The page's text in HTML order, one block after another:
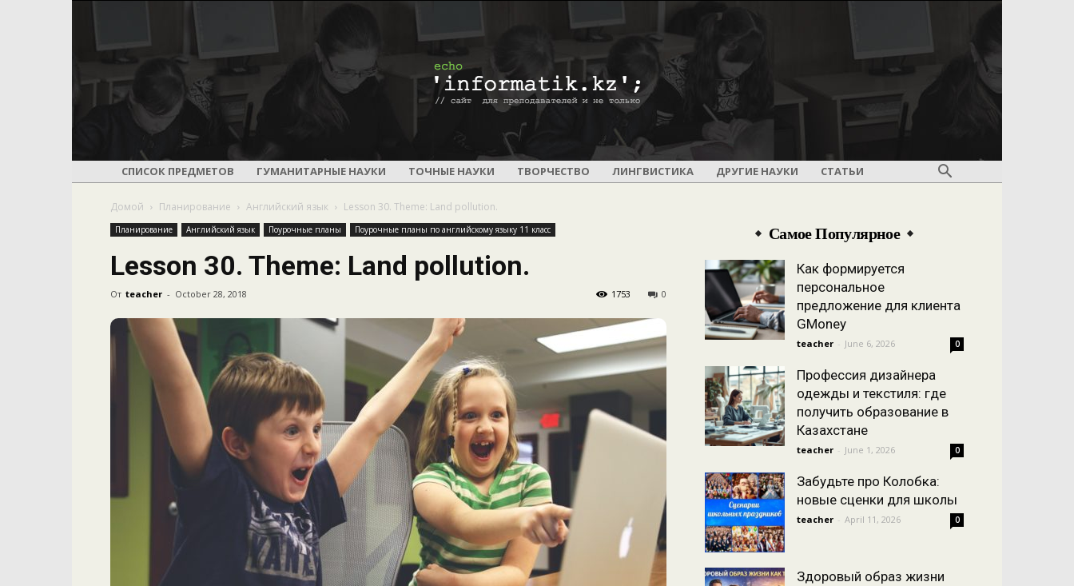
ПОУРОЧНОЕ
КАЛЕНДАРНОЕ
ПЛАНИРОВАНИЕ
УРОКОВ
СПИСОК ПРЕДМЕТОВ ГУМАНИТАРНЫЕ НАУКИ ТОЧНЫЕ НАУКИ ТВОРЧЕСТВО ЛИНГВИСТИКА ДРУГИЕ НАУКИ СТАТЬИ
Домой Планирование Английский язык Lesson 30. Theme: Land pollution.
Планирование Английский язык Поурочные планы Поурочные планы по английскому языку 11 класс
Lesson 30. Theme: Land pollution.
От teacher - October 28, 2018 0
1753
Самое Популярное
Как формируется
персональное
предложение для клиента
GMoney
teacher - June 6, 2026 0
Профессия дизайнера
одежды и текстиля: где
получить образование в
Казахстане
teacher - June 1, 2026 0
Забудьте про Колобка:
новые сценки для школы
teacher - April 11, 2026 0
Здоровый образ жизни